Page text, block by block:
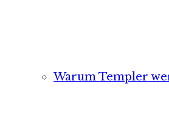
Warum Templer